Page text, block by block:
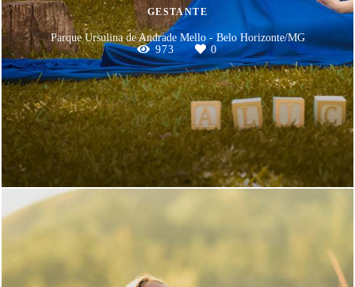
GESTANTE
Parque Ursulina de Andrade Mello - Belo Horizonte/MG
973
0